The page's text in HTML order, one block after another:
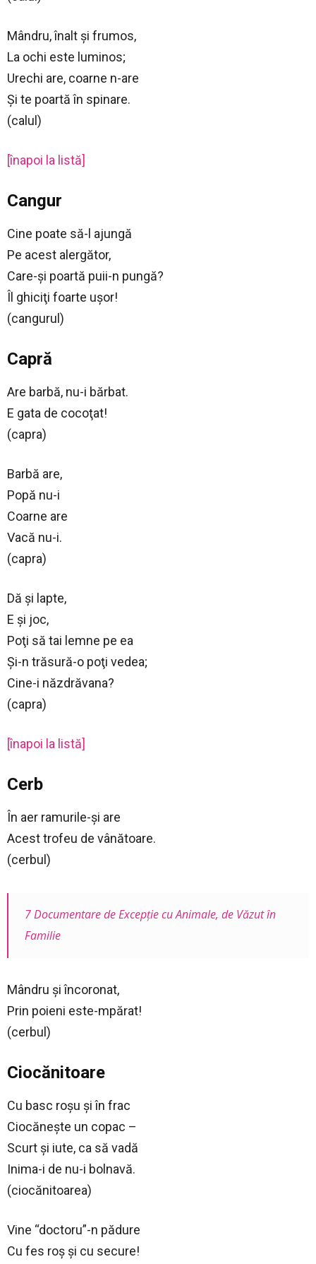
Mândru, înalt şi frumos,
La ochi este luminos;
Urechi are, coarne n-are
Şi te poartă în spinare.
(calul)
[înapoi la listă]
Cangur
Cine poate să-l ajungă
Pe acest alergător,
Care-şi poartă puii-n pungă?
Îl ghiciţi foarte uşor!
(cangurul)
Capră
Are barbă, nu-i bărbat.
E gata de cocoţat!
(capra)
Barbă are,
Popă nu-i
Coarne are
Vacă nu-i.
(capra)
Dă şi lapte,
E şi joc,
Poţi să tai lemne pe ea
Şi-n trăsură-o poţi vedea;
Cine-i năzdrăvana?
(capra)
[înapoi la listă]
Cerb
În aer ramurile-şi are
Acest trofeu de vânătoare.
(cerbul)
7 Documentare de Excepție cu Animale, de Văzut în
Familie
Mândru şi încoronat,
Prin poieni este-mpărat!
(cerbul)
Ciocănitoare
Cu basc roşu şi în frac
Ciocăneşte un copac –
Scurt şi iute, ca să vadă
Inima-i de nu-i bolnavă.
(ciocănitoarea)
Vine “doctoru”-n pădure
Cu fes roş şi cu secure!